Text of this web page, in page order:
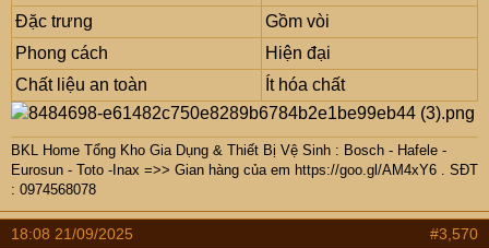
Đặc trưng
Gồm vòi
Phong cách
Hiện đại
Chất liệu an toàn
Ít hóa chất
BKL Home Tổng Kho Gia Dụng & Thiết Bị Vệ Sinh : Bosch - Hafele -
Eurosun - Toto -Inax =>> Gian hàng của em https://goo.gl/AM4xY6 . SĐT
: 0974568078
18:08 21/09/2025 #3,570